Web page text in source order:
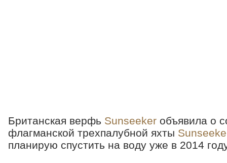
Британская верфь Sunseeker объявила о
флагманской трехпалубной яхты
планирую спустить на воду уже в 2014